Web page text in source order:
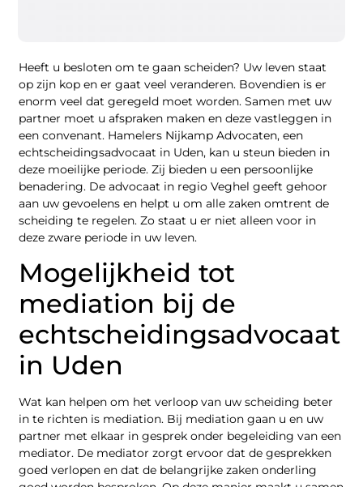
Heeft u besloten om te gaan scheiden? Uw leven staat
op zijn kop en er gaat veel veranderen. Bovendien is er
enorm veel dat geregeld moet worden. Samen met uw
partner moet u afspraken maken en deze vastleggen in
een convenant. Hamelers Nijkamp Advocaten, een
echtscheidingsadvocaat in Uden, kan u steun bieden in
deze moeilijke periode. Zij bieden u een persoonlijke
benadering. De advocaat in regio Veghel geeft gehoor
aan uw gevoelens en helpt u om alle zaken omtrent de
scheiding te regelen. Zo staat u er niet alleen voor in
deze zware periode in uw leven.
Mogelijkheid tot
mediation bij de
echtscheidingsadvocaat
in Uden
Wat kan helpen om het verloop van uw scheiding beter
in te richten is mediation. Bij mediation gaan u en uw
partner met elkaar in gesprek onder begeleiding van een
mediator. De mediator zorgt ervoor dat de gesprekken
goed verlopen en dat de belangrijke zaken onderling